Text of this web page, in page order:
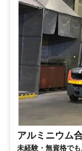
アルミニウム
未経験・無資格で